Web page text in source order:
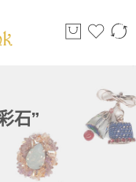
石”